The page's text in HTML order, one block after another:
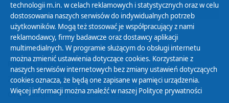
27 28 29 30 01 02 03
Polityka Prywatności
Zasady korzystania z Serwisu
Organizacje Pożytku Publicznego
technologii m.in. w celach reklamowych i statystycznych oraz w celu
dostosowania naszych serwisów do indywidualnych potrzeb
użytkowników. Mogą też stosować je współpracujący z nami
reklamodawcy, firmy badawcze oraz dostawcy aplikacji
multimedialnych. W programie służącym do obsługi internetu
można zmienić ustawienia dotyczące cookies. Korzystanie z
naszych serwisów internetowych bez zmiany ustawień dotyczących
cookies oznacza, że będą one zapisane w pamięci urządzenia.
Więcej informacji można znaleźć w naszej Polityce prywatności